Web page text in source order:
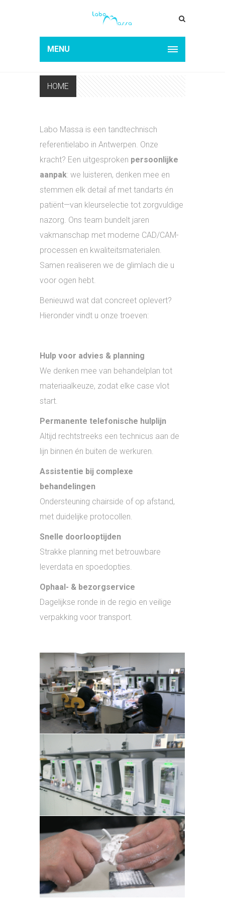
MENU
HOME
Labo Massa is een tandtechnisch
referentielabo in Antwerpen. Onze
kracht? Een uitgesproken persoonlijke
aanpak: we luisteren, denken mee en
stemmen elk detail af met tandarts én
patiënt—van kleurselectie tot zorgvuldige
nazorg. Ons team bundelt jaren
vakmanschap met moderne CAD/CAM-
processen en kwaliteitsmaterialen.
Samen realiseren we de glimlach die u
voor ogen hebt.
Benieuwd wat dat concreet oplevert?
Hieronder vindt u onze troeven:
Hulp voor advies & planning
We denken mee van behandelplan tot
materiaalkeuze, zodat elke case vlot
start.
Permanente telefonische hulplijn
Altijd rechtstreeks een technicus aan de
lijn binnen én buiten de werkuren.
Assistentie bij complexe
behandelingen
Ondersteuning chairside of op afstand,
met duidelijke protocollen.
Snelle doorlooptijden
Strakke planning met betrouwbare
leverdata en spoedopties.
Ophaal- & bezorgservice
Dagelijkse ronde in de regio en veilige
verpakking voor transport.